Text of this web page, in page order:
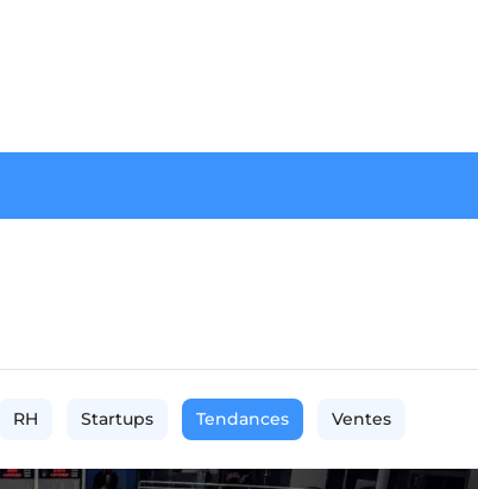
RH Startups Tendances Ventes